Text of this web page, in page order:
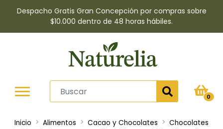
Despacho Gratis Gran Concepción por compras sobre
$10.000 dentro de 48 horas hábiles.
0
Inicio Alimentos Cacao y Chocolates
Chocolates